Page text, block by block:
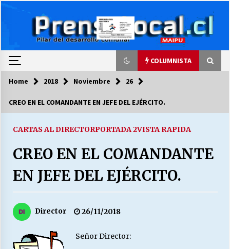
COLUMNISTA
COLUMNISTA
cuándo van a bajar?
LA DC POR SIEMPRE.RECORDANDO 69 AÑOS DE
HISTORIA
“ORGULLOSOS DE SER DC” SALUDA EL
27/07/2026
Home 2018 Noviembre 26
CREO EN EL COMANDANTE EN JEFE DEL EJÉRCITO.
CARTAS AL DIRECTORPORTADA 2VISTA RAPIDA
CREO EN EL COMANDANTE
EN JEFE DEL EJÉRCITO.
Director 26/11/2018
Señor Director: